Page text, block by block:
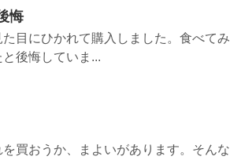
悔
目にひかれて購入しました。食べてみ
後悔していま...
買おうか、まよいがあります。そんな